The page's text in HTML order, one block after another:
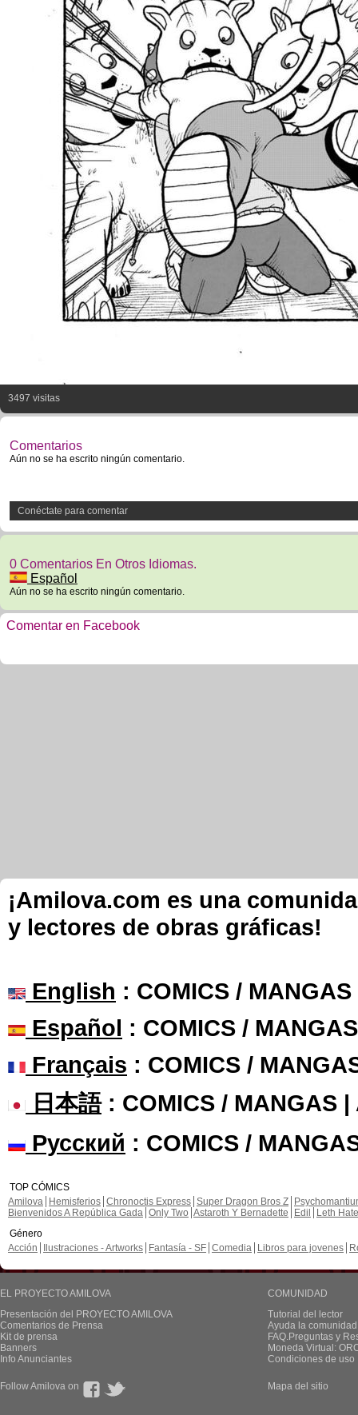
3497 visitas
Comentarios
Aún no se ha escrito ningún comentario.
Conéctate para comentar
0 Comentarios En Otros Idiomas.
Español
Aún no se ha escrito ningún comentario.
Comentar en Facebook
¡Amilova.com es una
y lectores de obras gráficas!
English : COMICS /
Español : COMICS /
Français : COMICS /
日本語: COMICS / MANGAS |
Русский : COMICS /
TOP CÓMICS
Amilova
Hemisferios Chronoctis Express Super Dragon Bros Z
Bienvenidos A República Gada Only Two Astaroth Y Bernadette Edil
Leth Hate
Género
Acción
Ilustraciones - Artworks Fantasía - SF Comedia Libros para jovenes
EL PROYECTO AMILOVA
Presentación del PROYECTO AMILOVA
Comentarios de Prensa
Kit de prensa
Banners
Info Anunciantes
COMUNIDAD
Tutorial del lector
Ayuda la
FAQ.Preguntas y
Moneda Virtual:
Condiciones de uso
Follow Amilova on Mapa del sitio